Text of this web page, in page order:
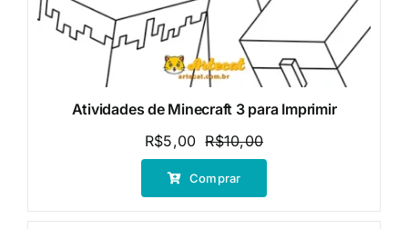
Atividades de Minecraft 3 para Imprimir
R$10,00O
preço
era:
R$5,00
O
preço
é:
Comprar